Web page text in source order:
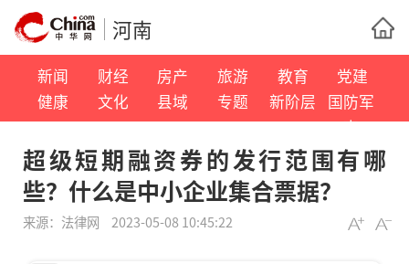
河南
新闻 财经 房产 旅游 教育
党建
健康
文化 县域 专题 新阶层
国防军
事
超级短期融资券的发行范围有哪
些？什么是中小企业集合票据？
来源： 法律网 2023-05-08 10:45:22